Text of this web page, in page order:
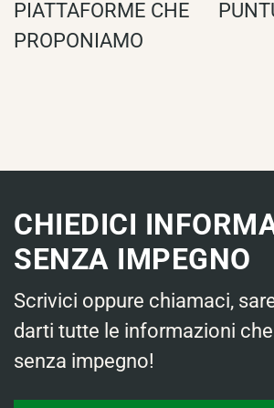
PIATTAFORME CHE
PROPONIAMO
CHIEDICI
SENZA IMPEGNO
Scrivici oppure chiamaci,
darti tutte le informazioni
senza impegno!